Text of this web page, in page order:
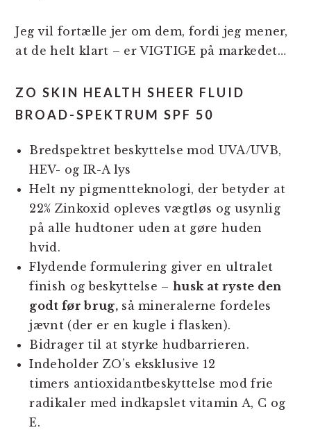
Jeg vil fortælle jer om dem, fordi jeg mener,
at de helt klart – er VIGTIGE på markedet…
ZO SKIN HEALTH SHEER FLUID
BROAD-SPEKTRUM SPF 50
Bredspektret beskyttelse mod UVA/UVB,
HEV- og IR-A lys
Helt ny pigmentteknologi, der betyder at
22% Zinkoxid opleves vægtløs og usynlig
på alle hudtoner uden at gøre huden
hvid.
Flydende formulering giver en ultralet
finish og beskyttelse –husk at ryste den
godt før brug,så mineralerne fordeles
jævnt (der er en kugle i flasken).
Bidrager til at styrke hudbarrieren.
Indeholder ZO’s eksklusive 12
timers antioxidantbeskyttelse mod frie
radikaler med indkapslet vitamin A, C og
E.